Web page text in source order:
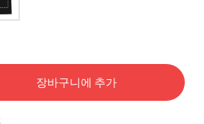
장바구니에 추가